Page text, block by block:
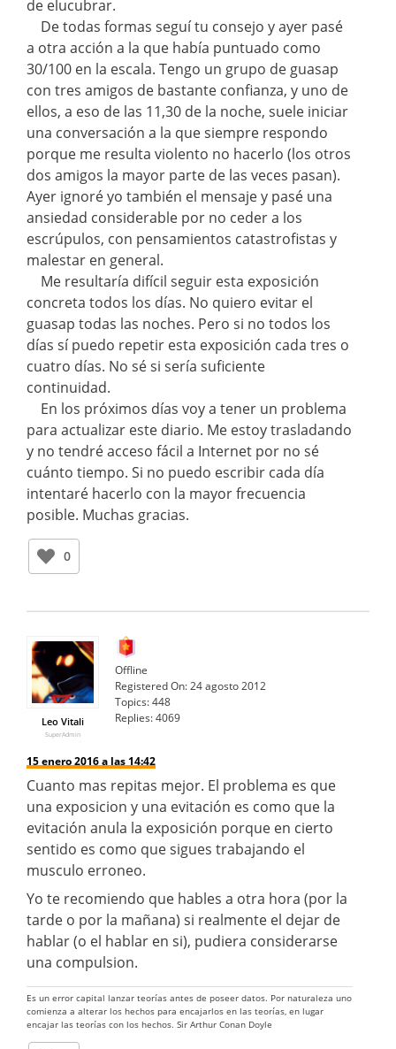
de elucubrar.
De todas formas seguí tu consejo y ayer pasé
a otra acción a la que había puntuado como
30/100 en la escala. Tengo un grupo de guasap
con tres amigos de bastante confianza, y uno de
ellos, a eso de las 11,30 de la noche, suele iniciar
una conversación a la que siempre respondo
porque me resulta violento no hacerlo (los otros
dos amigos la mayor parte de las veces pasan).
Ayer ignoré yo también el mensaje y pasé una
ansiedad considerable por no ceder a los
escrúpulos, con pensamientos catastrofistas y
malestar en general.
Me resultaría difícil seguir esta exposición
concreta todos los días. No quiero evitar el
guasap todas las noches. Pero si no todos los
días sí puedo repetir esta exposición cada tres o
cuatro días. No sé si sería suficiente
continuidad.
En los próximos días voy a tener un problema
para actualizar este diario. Me estoy trasladando
y no tendré acceso fácil a Internet por no sé
cuánto tiempo. Si no puedo escribir cada día
intentaré hacerlo con la mayor frecuencia
posible. Muchas gracias.
0
Leo Vitali
SuperAdmin
Offline
Registered On:24 agosto 2012
Topics:448
Replies:4069
15 enero 2016 a las 14:42
Cuanto mas repitas mejor. El problema es que
una exposicion y una evitación es como que la
evitación anula la exposición porque en cierto
sentido es como que sigues trabajando el
musculo erroneo.
Yo te recomiendo que hables a otra hora (por la
tarde o por la mañana) si realmente el dejar de
hablar (o el hablar en si), pudiera considerarse
una compulsion.
Es un error capital lanzar teorías antes de poseer datos. Por naturaleza uno
comienza a alterar los hechos para encajarlos en las teorías, en lugar
encajar las teorías con los hechos. Sir Arthur Conan Doyle